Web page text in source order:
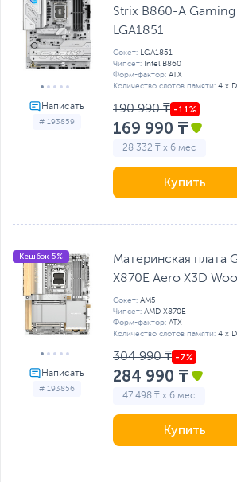
# 193859
Strix B860-A Gaming
LGA1851
Сокет:
LGA1851
Чипсет: Intel B860
Форм-фактор: ATX
Количество слотов памяти: 4 x
190 990 ₸
169 990 ₸
28 332 ₸ x 6 мес
Купить
# 193856
Кешбэк 5%
Материнская плата
X870E Aero X3D
Сокет: AM5
Чипсет: AMD X870E
Форм-фактор: ATX
Количество слотов памяти: 4 x
304 990 ₸
284 990 ₸
47 498 ₸ x 6 мес
Купить